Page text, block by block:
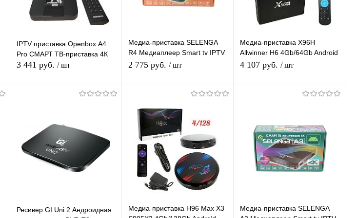
IPTV приставка Openbox А4
Pro СМАРТ ТВ-приставка 4К
3 441 руб. / шт
Купить в 1
сравнению
В избранное В наличии
Медиа-приставка SELENGA
R4 Медиаплеер Smart tv IPTV
приставка 4K
2 775 руб. / шт
Купить в 1
клик
К
сравнению
В избранное Под заказ
Медиа-приставка X96H
Allwinner H6 4Gb/64Gb Android
9,0 Медиаплеер Smart tv IPTV
4 107 руб. / шт
Купить в 1
клик
К
сравнению
В избранное Под заказ
Ресивер GI Uni 2 Андроидная
Медиа-приставка H96 Max X3
Медиа-приставка SELENGA